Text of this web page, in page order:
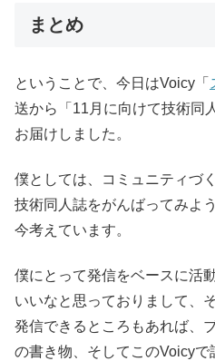
まとめ
ということで、今日はVoicy「
送から「11月に向けて技術同
お届けしました。
僕としては、コミュニティづ
技術同人誌をがんばってみよ
今考えています。
僕にとって発信をベースに活
いいなと思っておりまして、
発信できるところもあれば、
の書き物、そしてこのVoicy